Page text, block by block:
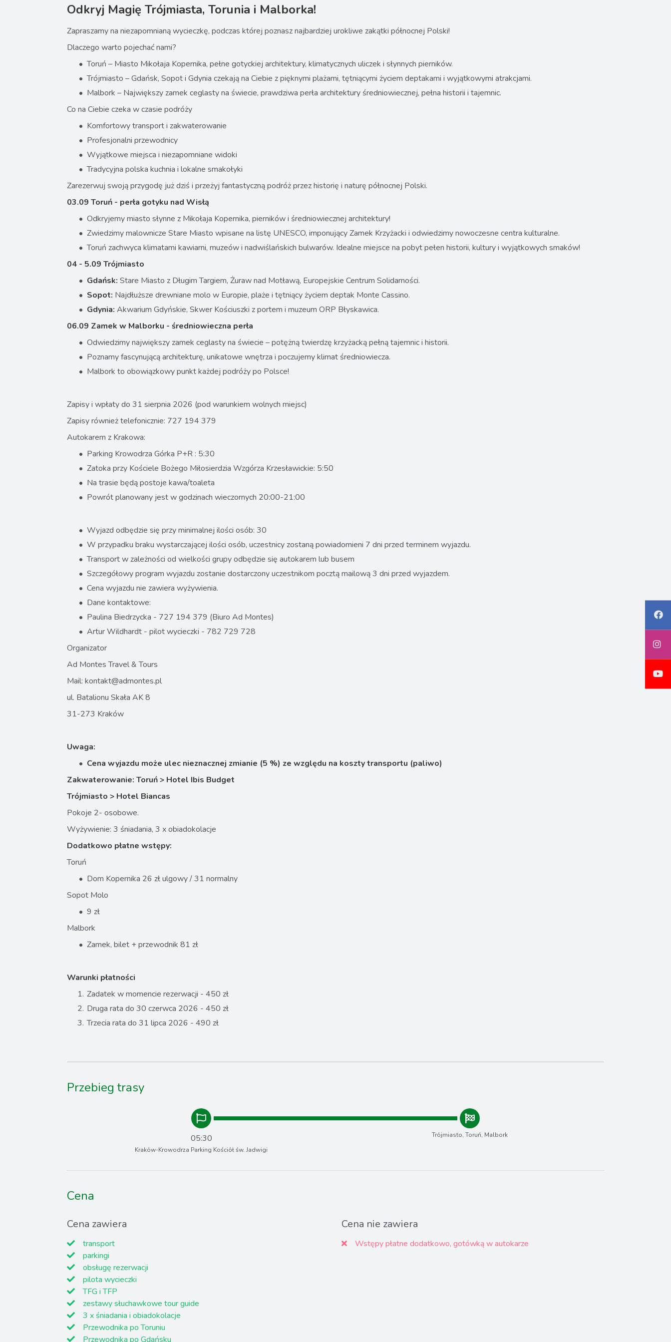
Odkryj Magię Trójmiasta, Torunia i Malborka!
Zapraszamy na niezapomnianą wycieczkę, podczas której poznasz najbardziej urokliwe zakątki północnej Polski!
Dlaczego warto pojechać nami?
Toruń – Miasto Mikołaja Kopernika, pełne gotyckiej architektury, klimatycznych uliczek i słynnych pierników.
Trójmiasto – Gdańsk, Sopot i Gdynia czekają na Ciebie z pięknymi plażami, tętniącymi życiem deptakami i wyjątkowymi atrakcjami.
Malbork – Największy zamek ceglasty na świecie, prawdziwa perła architektury średniowiecznej, pełna historii i tajemnic.
Co na Ciebie czeka w czasie podróży
Komfortowy transport i zakwaterowanie
Profesjonalni przewodnicy
Wyjątkowe miejsca i niezapomniane widoki
Tradycyjna polska kuchnia i lokalne smakołyki
Zarezerwuj swoją przygodę już dziś i przeżyj fantastyczną podróż przez historię i naturę północnej Polski.
03.09 Toruń - perła gotyku nad Wisłą
Odkryjemy miasto słynne z Mikołaja Kopernika, pierników i średniowiecznej architektury!
Zwiedzimy malownicze Stare Miasto wpisane na listę UNESCO, imponujący Zamek Krzyżacki i odwiedzimy nowoczesne centra kulturalne.
Toruń zachwyca klimatami kawiarni, muzeów i nadwiślańskich bulwarów. Idealne miejsce na pobyt pełen historii, kultury i wyjątkowych smaków!
04 - 5.09 Trójmiasto
Gdańsk: Stare Miasto z Długim Targiem, Żuraw nad Motławą, Europejskie Centrum Solidarności.
Sopot: Najdłuższe drewniane molo w Europie, plaże i tętniący życiem deptak Monte Cassino.
Gdynia: Akwarium Gdyńskie, Skwer Kościuszki z portem i muzeum ORP Błyskawica.
06.09 Zamek w Malborku - średniowieczna perła
Odwiedzimy największy zamek ceglasty na świecie – potężną twierdzę krzyżacką pełną tajemnic i historii.
Poznamy fascynującą architekturę, unikatowe wnętrza i poczujemy klimat średniowiecza.
Malbork to obowiązkowy punkt każdej podróży po Polsce!
Zapisy i wpłaty do 31 sierpnia 2026 (pod warunkiem wolnych miejsc)
Zapisy również telefonicznie: 727 194 379
Autokarem z Krakowa:
Parking Krowodrza Górka P+R : 5:30
Zatoka przy Kościele Bożego Miłosierdzia Wzgórza Krzesławickie: 5:50
Na trasie będą postoje kawa/toaleta
Powrót planowany jest w godzinach wieczornych 20:00-21:00
Wyjazd odbędzie się przy minimalnej ilości osób: 30
W przypadku braku wystarczającej ilości osób, uczestnicy zostaną powiadomieni 7 dni przed terminem wyjazdu.
Transport w zależności od wielkości grupy odbędzie się autokarem lub busem
Szczegółowy program wyjazdu zostanie dostarczony uczestnikom pocztą mailową 3 dni przed wyjazdem.
Cena wyjazdu nie zawiera wyżywienia.
Dane kontaktowe:
Paulina Biedrzycka - 727 194 379 (Biuro Ad Montes)
Artur Wildhardt - pilot wycieczki - 782 729 728
Organizator
Ad Montes Travel & Tours
Mail: kontakt@admontes.pl
ul. Batalionu Skała AK 8
31-273 Kraków
Uwaga:
Cena wyjazdu może ulec nieznacznej zmianie (5 %) ze względu na koszty transportu (paliwo)
Zakwaterowanie: Toruń > Hotel Ibis Budget
Trójmiasto > Hotel Biancas
Pokoje 2- osobowe.
Wyżywienie: 3 śniadania, 3 x obiadokolacje
Dodatkowo płatne wstępy:
Toruń
Dom Kopernika 26 zł ulgowy / 31 normalny
Sopot Molo
9 zł
Malbork
Zamek, bilet + przewodnik 81 zł
Warunki płatności
Zadatek w momencie rezerwacji - 450 zł
Druga rata do 30 czerwca 2026 - 450 zł
Trzecia rata do 31 lipca 2026 - 490 zł
Przebieg trasy
05:30
Kraków-Krowodrza Parking Kościół św. Jadwigi
Trójmiasto, Toruń, Malbork
Cena
Cena zawiera
transport
parkingi
obsługę rezerwacji
pilota wycieczki
TFG i TFP
zestawy słuchawkowe tour guide
3 x śniadania i obiadokolacje
Przewodnika po Toruniu
Przewodnika po Gdańsku
Cena nie zawiera
Wstępy płatne dodatkowo, gotówką w autokarze